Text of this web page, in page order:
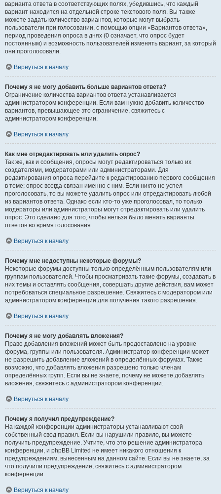
варианта ответа в соответствующих полях, убедившись, что каждый
вариант находится на отдельной строке текстового поля. Вы также
можете задать количество вариантов, которые могут выбрать
пользователи при голосовании, с помощью опции «Вариантов ответа»,
период проведения опроса в днях (0 означает, что опрос будет
постоянным) и возможность пользователей изменять вариант, за который
они проголосовали.
Вернуться к началу
Почему я не могу добавить больше вариантов ответа?
Ограничение количества вариантов ответа устанавливается
администратором конференции. Если вам нужно добавить количество
вариантов, превышающее это ограничение, свяжитесь с
администратором конференции.
Вернуться к началу
Как мне отредактировать или удалить опрос?
Так же, как и сообщения, опросы могут редактироваться только их
создателями, модераторами или администраторами. Для
редактирования опроса перейдите к редактированию первого сообщения
в теме; опрос всегда связан именно с ним. Если никто не успел
проголосовать, то вы можете удалить опрос или отредактировать любой
из вариантов ответа. Однако если кто-то уже проголосовал, то только
модераторы или администраторы могут отредактировать или удалить
опрос. Это сделано для того, чтобы нельзя было менять варианты
ответов во время голосования.
Вернуться к началу
Почему мне недоступны некоторые форумы?
Некоторые форумы доступны только определённым пользователям или
группам пользователей. Чтобы просматривать такие форумы, создавать в
них темы и оставлять сообщения, совершать другие действия, вам может
потребоваться специальное разрешение. Свяжитесь с модератором или
администратором конференции для получения такого разрешения.
Вернуться к началу
Почему я не могу добавлять вложения?
Право добавления вложений может быть предоставлено на уровне
форума, группы или пользователя. Администратор конференции может
не разрешить добавление вложений в определённых форумах. Также
возможно, что добавлять вложения разрешено только членам
определённых групп. Если вы не знаете, почему не можете добавлять
вложения, свяжитесь с администратором конференции.
Вернуться к началу
Почему я получил предупреждение?
На каждой конференции администраторы устанавливают свой
собственный свод правил. Если вы нарушили правило, вы можете
получить предупреждение. Учтите, что это решение администратора
конференции, и phpBB Limited не имеет никакого отношения к
предупреждениям, вынесенным на данном сайте. Если вы не знаете, за
что получили предупреждение, свяжитесь с администратором
конференции.
Вернуться к началу